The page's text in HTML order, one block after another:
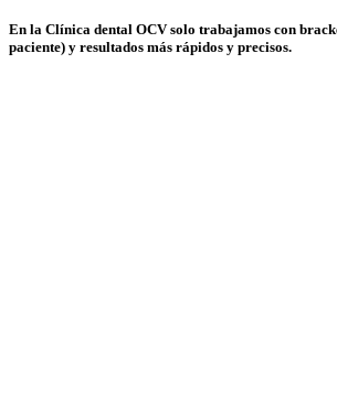
En la Clínica dental OCV solo trabajamos con
paciente) y resultados más rápidos y precisos.